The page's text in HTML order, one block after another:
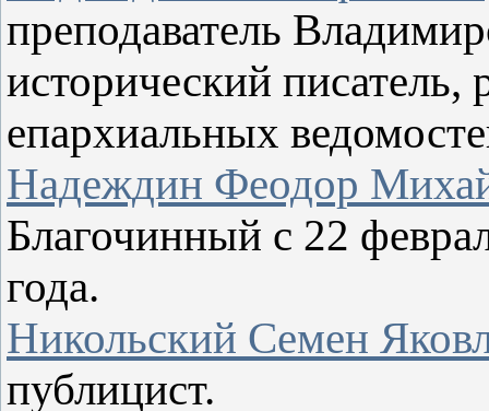
преподаватель
исторический
епархиальных
Надеждин Феодор
Благочинный с 22
года.
Никольский Семен
публицист.